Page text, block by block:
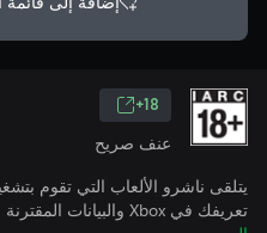
18+
عنف صريح
يتلقى ناشرو الألعاب التي تقوم
تعريفك في Xbox والبيانات المقترنة بينما تمارس الألعاب.